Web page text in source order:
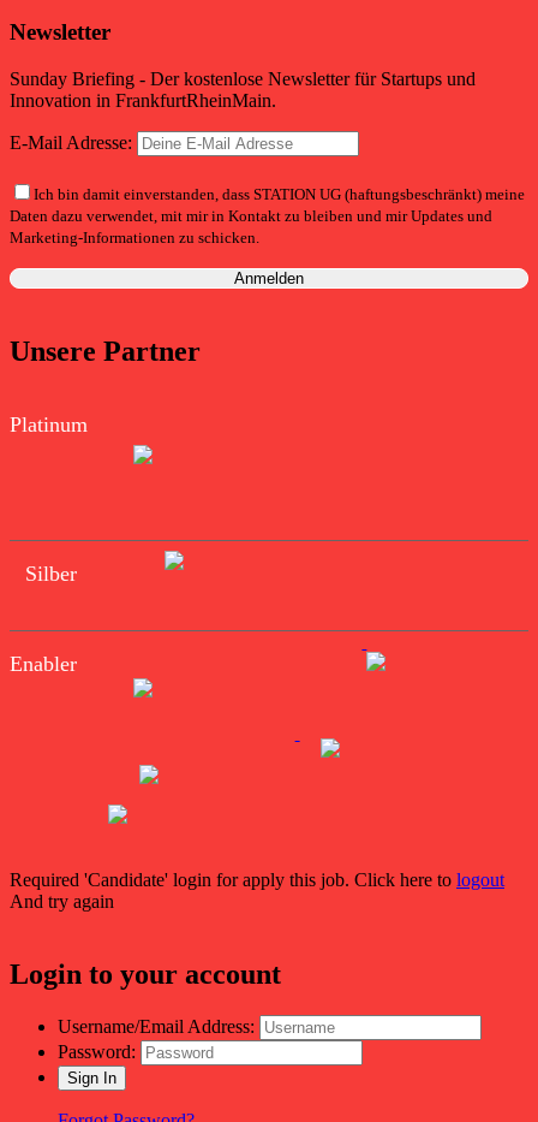
Newsletter
Sunday Briefing - Der kostenlose Newsletter für Startups und
Innovation in FrankfurtRheinMain.
E-Mail Adresse:
Ich bin damit einverstanden, dass STATION UG (haftungsbeschränkt) meine
Daten dazu verwendet, mit mir in Kontakt zu bleiben und mir Updates und
Marketing-Informationen zu schicken.
Unsere Partner
Platinum
Silber
Enabler
Required 'Candidate' login for apply this job. Click here to logout
And try again
Login to your account
Username/Email Address:
Password: